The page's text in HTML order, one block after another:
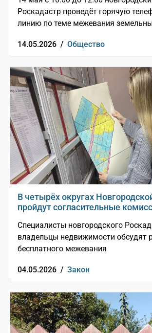
Роскадастр проведёт горячую
линию по теме межевания
14.05.2026 / Общество
В четырёх округах
пройдут согласительные
Специалисты новгородского
владельцы недвижимости обсудят
бесплатного межевания
04.05.2026 / Закон